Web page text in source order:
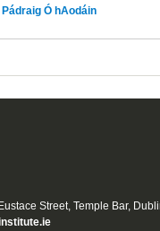
Pádraig Ó hAodáin
Street, Temple Bar,